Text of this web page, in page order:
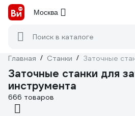
Москва
Поиск в каталоге
Главная / Станки / Заточные
Заточные станки для
инструмента
666 товаров